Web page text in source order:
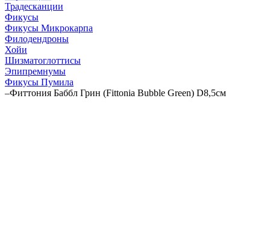
Традесканции
Фикусы
Фикусы Микрокарпа
Филодендроны
Хойи
Шизматоглоттисы
Эпипремнумы
Фикусы Пумила
–Фиттония Баббл Грин (Fittonia Bubble Green) D8,5см